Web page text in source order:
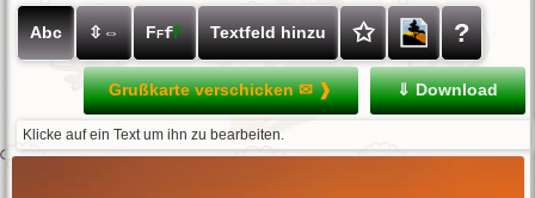
Abc ⇳⇔ FFfF Textfeld hinzu ✩ ?
⇓ Download
Grußkarte verschicken ✉ ❱
Klicke auf ein Text um ihn zu bearbeiten.